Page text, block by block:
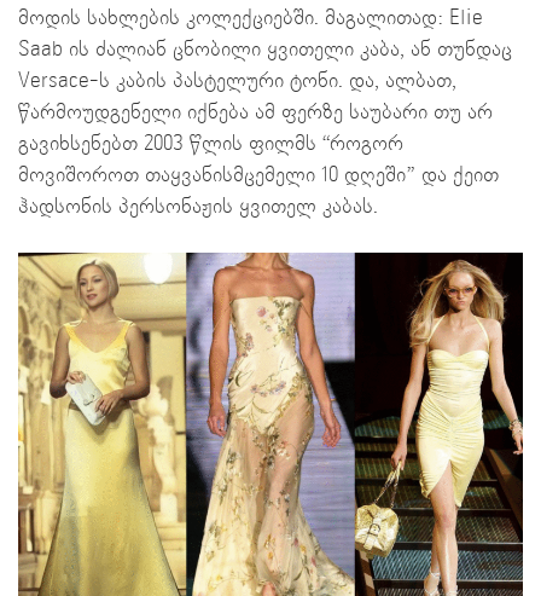
მოდის სახლების კოლექციებში. მაგალითად: Elie
Saab ის ძალიან ცნობილი ყვითელი კაბა, ან თუნდაც
Versace-ს კაბის პასტელური ტონი. და, ალბათ,
წარმოუდგენელი იქნება ამ ფერზე საუბარი თუ არ
გავიხსენებთ 2003 წლის ფილმს “როგორ
მოვიშოროთ თაყვანისმცემელი 10 დღეში” და ქეით
ჰადსონის პერსონაჟის ყვითელ კაბას.